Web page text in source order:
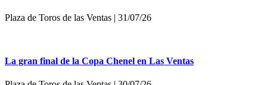
Plaza de Toros de las Ventas | 31/07/26
La gran final de la Copa Chenel en Las Ventas